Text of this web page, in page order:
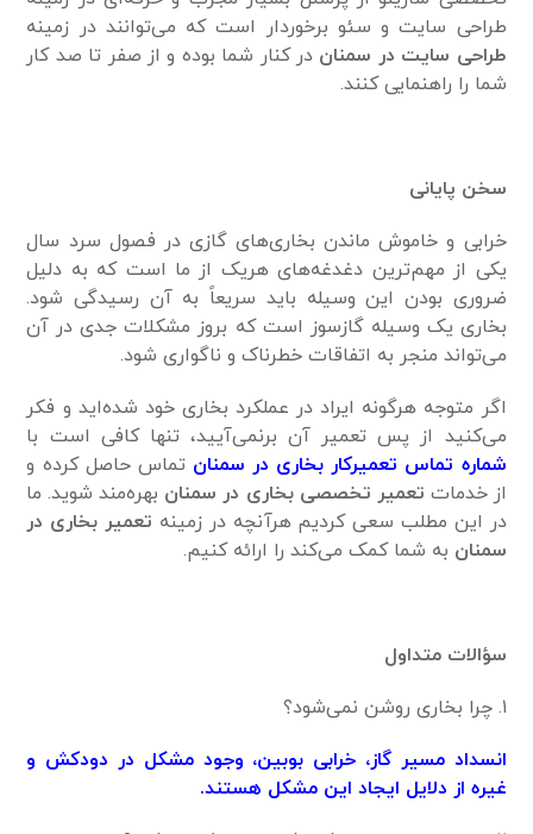
طراحی سایت و سئو برخوردار است که می‌توانند در زمینه
طراحی سایت در سمنان در کنار شما بوده و از صفر تا صد کار
شما را راهنمایی کنند.
سخن پایانی
خرابی و خاموش ماندن بخاری‌های گازی در فصول سرد سال
یکی از مهم‌ترین دغدغه‌های هریک از ما است که به دلیل
ضروری بودن این وسیله باید سریعاً به آن رسیدگی شود.
بخاری یک وسیله گازسوز است که بروز مشکلات جدی در آن
می‌تواند منجر به اتفاقات خطرناک و ناگواری شود.
اگر متوجه هرگونه ایراد در عملکرد بخاری خود شده‌اید و فکر
می‌کنید از پس تعمیر آن برنمی‌آیید، تنها کافی است با
شماره تماس تعمیرکار بخاری در سمنان تماس حاصل کرده و
از خدمات تعمیر تخصصی بخاری در سمنان بهره‌مند شوید. ما
در این مطلب سعی کردیم هرآنچه در زمینه تعمیر بخاری در
سمنان به شما کمک می‌کند را ارائه کنیم.
سؤالات متداول
۱. چرا بخاری روشن نمی‌شود؟
انسداد مسیر گاز، خرابی بوبین، وجود مشکل در دودکش و
غیره از دلایل ایجاد این مشکل هستند.